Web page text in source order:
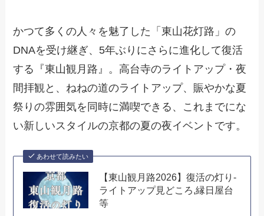
かつて多くの人々を魅了した「東山花灯路」の
DNAを受け継ぎ、5年ぶりにさらに進化して復活
する『東山観月路』。高台寺のライトアップ・夜
間拝観と、ねねの道のライトアップ、賑やかな夏
祭りの雰囲気を同時に満喫できる、これまでにな
い新しいスタイルの京都の夏の夜イベントです。
あわせて読みたい
【東山観月路2026】復活の灯り-
ライトアップ見どころ,縁日屋台
等